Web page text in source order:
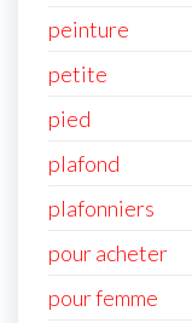
peinture
petite
pied
plafond
plafonniers
pour acheter
pour femme